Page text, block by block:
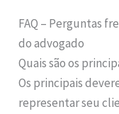
FAQ – Perguntas
do advogado
Quais são os
Os principais
representar seu